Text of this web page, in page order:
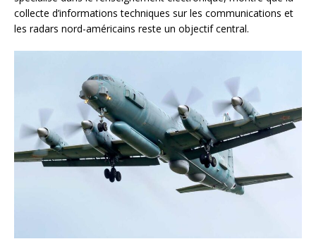
collecte d’informations techniques sur les communications et
les radars nord-américains reste un objectif central.